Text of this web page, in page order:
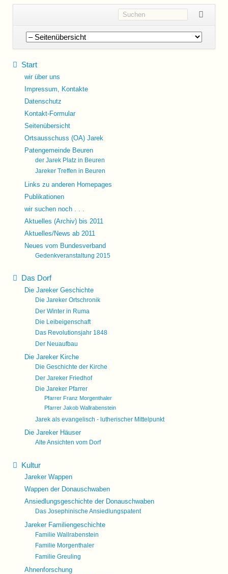
Navigation
überspringen
Start
wir über uns
Impressum, Kontakte
Datenschutz
Kontakt-Formular
Seitenübersicht
Ortsausschuss (OA) Jarek
Patengemeinde Beuren
der Jarek Platz in Beuren
Jareker Treffen in Beuren
Links zu anderen Homepages
Publikationen
wir suchen noch . . .
Aktuelles (Archiv) bis 2011
Aktuelles/News ab 2011
Neues vom Bundesverband
Gedenkveranstaltung 2015
Das Dorf
Die Jareker Geschichte
Die Jareker Ortschronik
Der Winter in Ruma
Die Leibeigenschaft
Das Revolutionsjahr 1848
Der Neuaufbau
Die Jareker Kirche
Die Geschichte der Kirche
Der Jareker Friedhof
Die Jareker Pfarrer
Pfarrer Franz Morgenthaler
Pfarrer Jakob Wallrabenstein
Jarek als evangelisch - lutherischer Mittelpunkt
Die Jareker Häuser
Alte Ansichten vom Dorf
Kultur
Jareker Wappen
Wappen der Donauschwaben
Ansiedlungsgeschichte der Donauschwaben
Das Josephinische Ansiedlungspatent
Jareker Familiengeschichte
Familie Wallrabenstein
Familie Morgenthaler
Familie Greuling
Ahnenforschung